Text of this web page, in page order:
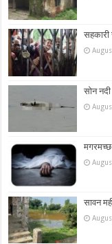
सहकारी
सोन
सावन